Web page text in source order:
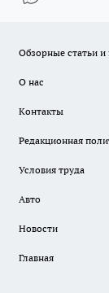
Обзорные статьи
О нас
Контакты
Редакционная
Условия труда
Авто
Новости
Главная